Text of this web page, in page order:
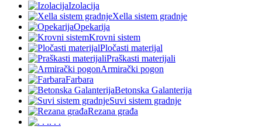
Izolacija
Xella sistem gradnje
Opekarija
Krovni sistem
Pločasti materijal
Praškasti materijali
Armirački pogon
Farbara
Betonska Galanterija
Suvi sistem gradnje
Rezana građa
. . .